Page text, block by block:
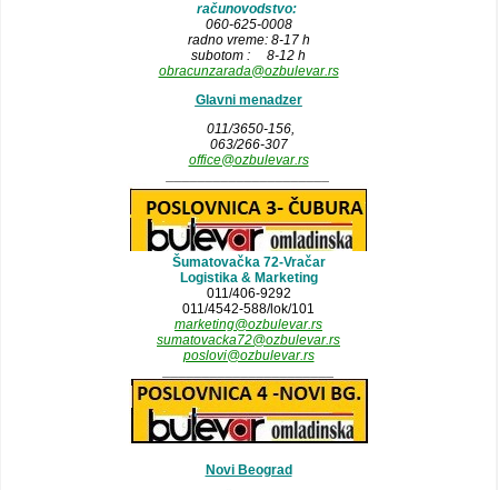
računovodstvo:
060-625-0008
radno vreme: 8-17 h
subotom : 8-12 h
obracunzarada@ozbulevar.rs
Glavni menadzer
011/3650-156,
063/266-307
office@ozbulevar.rs
Šumatovačka 72-Vračar
Logistika & Marketing
011/406-9292
011/4542-588/lok/101
marketing@ozbulevar.rs
sumatovacka72@ozbulevar.rs
poslovi@ozbulevar.rs
Novi Beograd